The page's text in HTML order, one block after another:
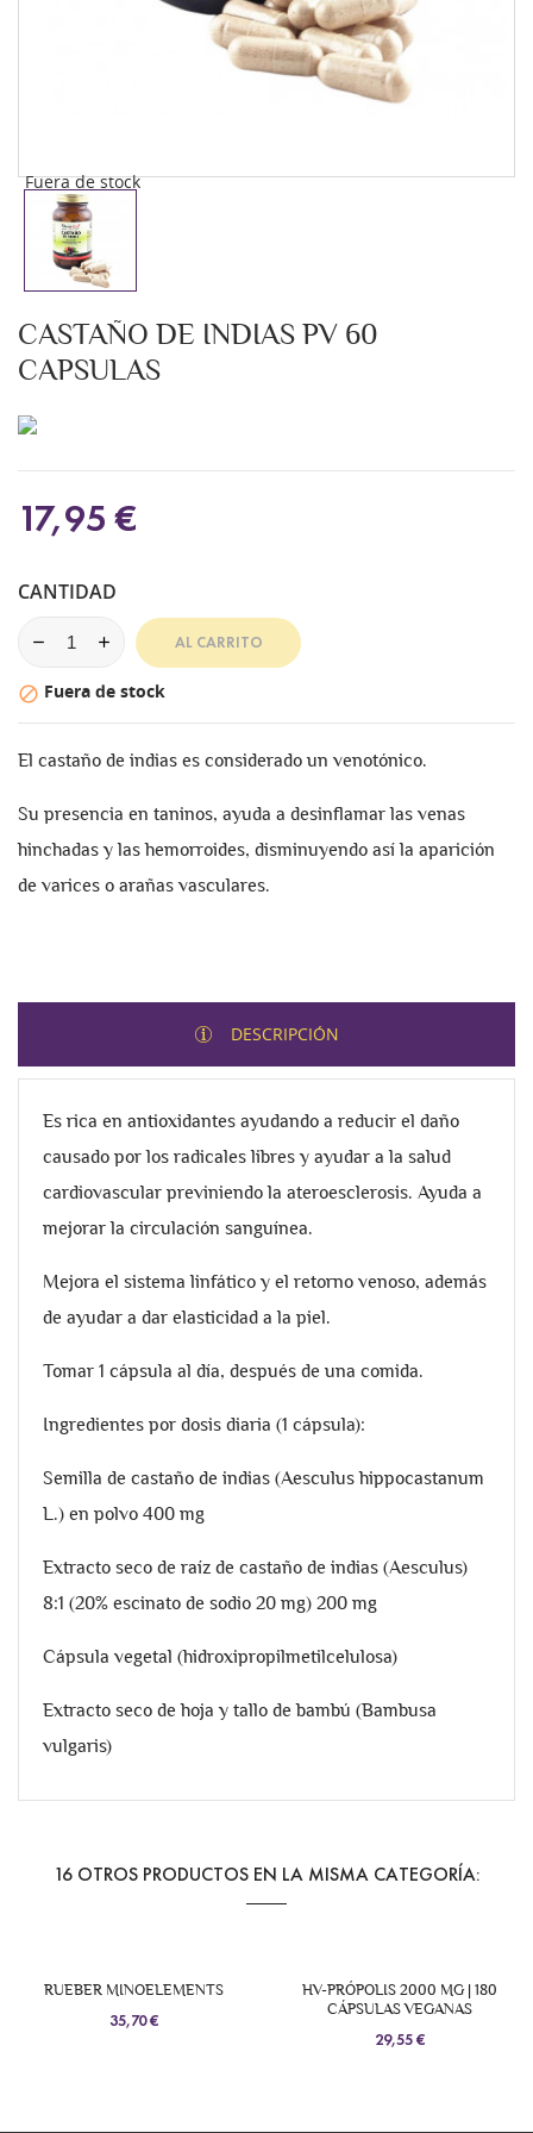
Fuera de stock
CASTAÑO DE INDIAS PV 60
CAPSULAS
17,95 €
CANTIDAD
AL CARRITO
 Fuera de stock
El castaño de indias es considerado un venotónico.
Su presencia en taninos, ayuda a desinflamar las venas
hinchadas y las hemorroides, disminuyendo así la aparición
de varices o arañas vasculares.
DESCRIPCIÓN
Es rica en antioxidantes ayudando a reducir el daño
causado por los radicales libres y ayudar a la salud
cardiovascular previniendo la ateroesclerosis. Ayuda a
mejorar la circulación sanguínea.
Mejora el sistema linfático y el retorno venoso, además
de ayudar a dar elasticidad a la piel.
Tomar 1 cápsula al día, después de una comida.
Ingredientes por dosis diaria (1 cápsula):
Semilla de castaño de indias (Aesculus hippocastanum
L.) en polvo 400 mg
Extracto seco de raíz de castaño de indias (Aesculus)
8:1 (20% escinato de sodio 20 mg) 200 mg
Cápsula vegetal (hidroxipropilmetilcelulosa)
Extracto seco de hoja y tallo de bambú (Bambusa
vulgaris)
16 OTROS PRODUCTOS EN LA MISMA CATEGORÍA:
RUEBER MINOELEMENTS
35,70 €
HV-PRÓPOLIS 2000 MG | 180
CÁPSULAS VEGANAS
29,55 €